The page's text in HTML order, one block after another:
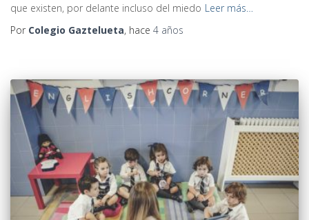
que existen, por delante incluso del miedo Leer más…
Por Colegio Gaztelueta, hace 4 años